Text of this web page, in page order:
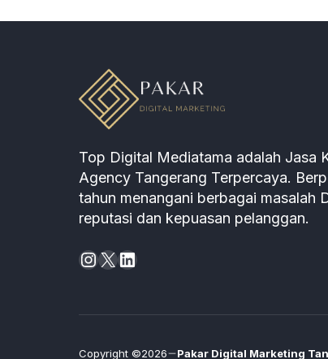
Top Digital Mediatama adalah Jasa
Agency Tangerang Terpercaya.
tahun menangani berbagai masalah
reputasi dan kepuasan pelanggan.
Instagram
X LinkedIn
Copyright ©2026 Pakar Digital Marketing